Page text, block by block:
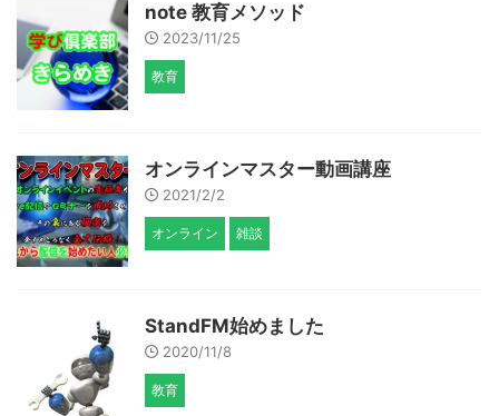
note 教育メソッド
2023/11/25
教育
オンラインマスター動画講座
2021/2/2
オンライン 雑談
StandFM始めました
2020/11/8
教育